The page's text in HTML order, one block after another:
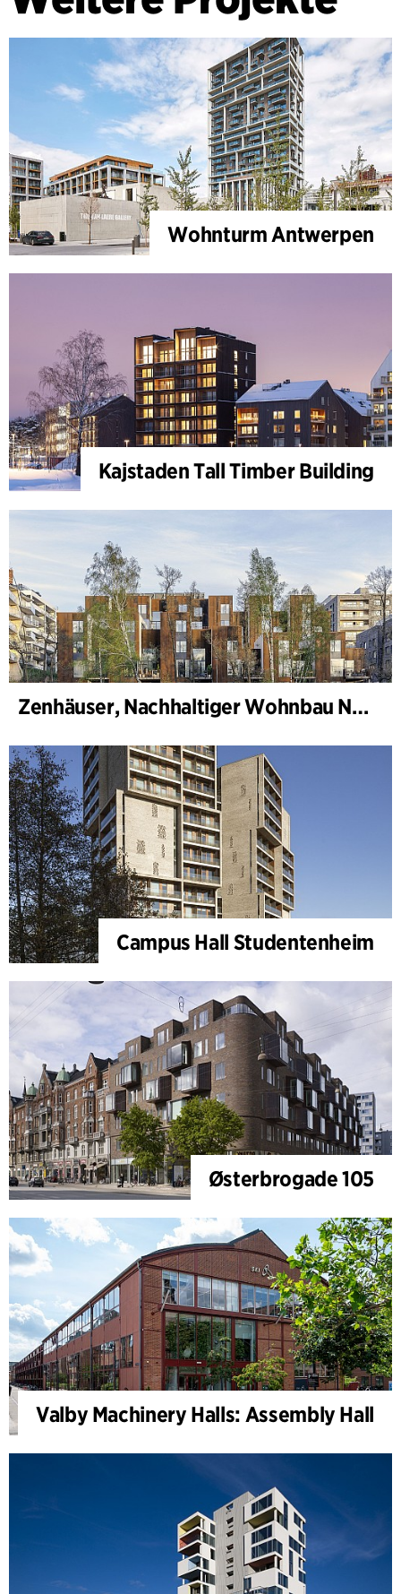
Wohnturm Antwerpen
Kajstaden Tall Timber Building
Zenhäuser, Nachhaltiger Wohnbau Norra Djurgårdsstaden
Campus Hall Studentenheim
Østerbrogade 105
Valby Machinery Halls: Assembly Hall